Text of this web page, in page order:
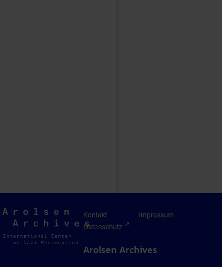
Arolsen
Archives
Kontakt
Impressum
Datenschutz
Arolsen Archives